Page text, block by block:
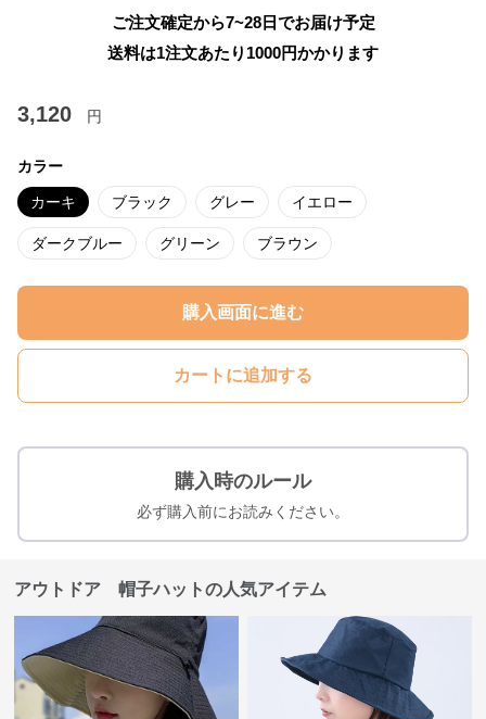
ご注文確定から7~28日でお届け予定
送料は1注文あたり 1000円かかります
3,120 円
カラー
カーキ ブラック グレー イエロー
ダークブルー グリーン ブラウン
購入画面に進む
カートに追加する
購入時のルール
必ず購入前にお読みください。
アウトドア 帽子ハットの人気アイテム